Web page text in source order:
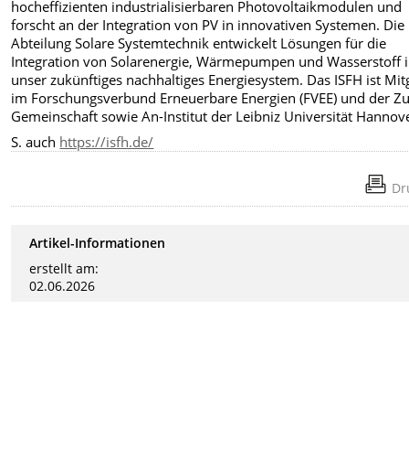
hocheffizienten industrialisierbaren Photovoltaikmodulen und
forscht an der Integration von PV in innovativen Systemen. Die
Abteilung Solare Systemtechnik entwickelt Lösungen für die
Integration von Solarenergie, Wärmepumpen und Wasserstoff
unser zukünftiges nachhaltiges Energiesystem. Das ISFH ist
im Forschungsverbund Erneuerbare Energien (FVEE) und der
Gemeinschaft sowie An-Institut der Leibniz Universität
S. auch https://isfh.de/
Artikel-Informationen
erstellt am:
02.06.2026